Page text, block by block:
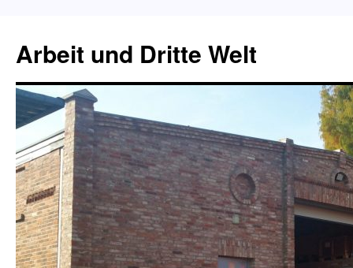
springen
Arbeit und Dritte Welt